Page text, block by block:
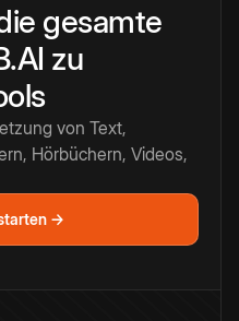
gesamte
zu
von Text,
Hörbüchern, Videos,
→